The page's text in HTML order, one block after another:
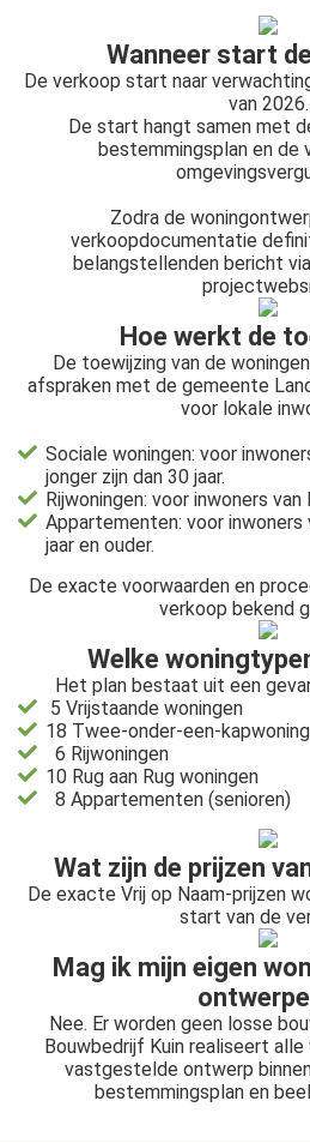
Wanneer start
De verkoop start naar
van 2026.
De start hangt samen met
bestemmingsplan en de
Zodra de
verkoopdocumentatie
belangstellenden bericht
Hoe werkt de
De toewijzing van de
afspraken met de gemeente
voor lokale
Sociale woningen: voor
jonger zijn dan 30 jaar.
Rijwoningen: voor inwoners van
Appartementen: voor inwoners
jaar en ouder.
De exacte voorwaarden en
verkoop bekend
Welke
Het plan bestaat uit een
5 Vrijstaande woningen
18 Twee-onder-een-
6 Rijwoningen
10 Rug aan Rug woningen
8 Appartementen (senioren)
Wat zijn de prijzen
De exacte Vrij op Naam-prijzen
start van de
Mag ik mijn eigen
Nee. Er worden geen losse
Bouwbedrijf Kuin realiseert
vastgestelde ontwerp
bestemmingsplan en